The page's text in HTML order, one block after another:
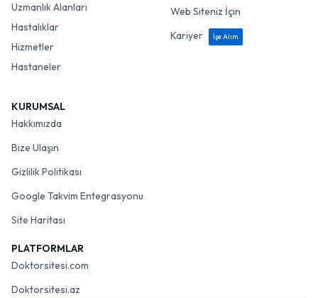
Uzmanlık Alanları
Hastalıklar
Hizmetler
Hastaneler
Web Siteniz İçin
Kariyer
İşe Alım
KURUMSAL
Hakkımızda
Bize Ulaşın
Gizlilik Politikası
Google Takvim Entegrasyonu
Site Haritası
PLATFORMLAR
Doktorsitesi.com
Doktorsitesi.az